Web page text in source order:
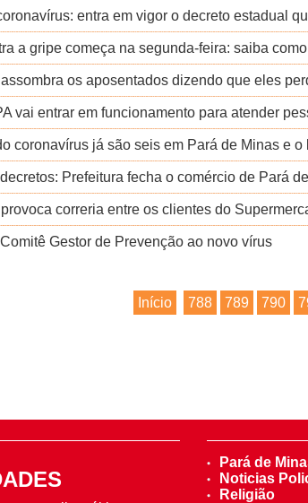
entra em vigor o decreto estadual
a gripe começa na segunda-feira: saiba
os aposentados dizendo que eles
vai entrar em funcionamento para atender
coronavírus já são seis em Pará de Minas e
Prefeitura fecha o comércio de Pará
correria entre os clientes do
Gestor de Prevenção ao novo vírus
Início 788 789 790
Pará de
Noticias
Religião